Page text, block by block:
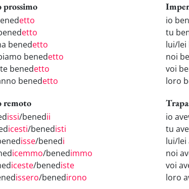
prossimo
etto
etto
benedetto
benedetto
benedetto
benedetto
io
tu
lui/lei
noi
voi
loro
remoto
issi/benedii
icesti/benedisti
isse/benedi
icemmo/benedimmo
iceste/benediste
issero/benedirono
io
tu
lui/lei
noi
voi
loro